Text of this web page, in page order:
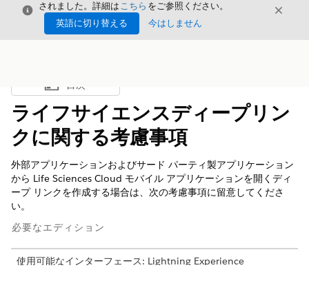
閉じる
されました。詳細はこちら をご参照ください。
英語に切り替える
今はしません
閉じる
目次を表示
目次
ライフサイエンスディープリン
クに関する考慮事項
外部アプリケーションおよびサード パーティ製アプリケーション
から Life Sciences Cloud モバイル アプリケーションを開くディ
ープ リンクを作成する場合は、次の考慮事項に留意してくださ
い。
必要なエディション
使用可能なインターフェース: Lightning Experience